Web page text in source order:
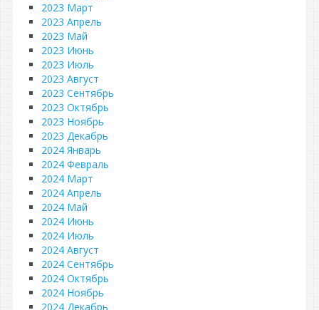
2023 Март
2023 Апрель
2023 Май
2023 Июнь
2023 Июль
2023 Август
2023 Сентябрь
2023 Октябрь
2023 Ноябрь
2023 Декабрь
2024 Январь
2024 Февраль
2024 Март
2024 Апрель
2024 Май
2024 Июнь
2024 Июль
2024 Август
2024 Сентябрь
2024 Октябрь
2024 Ноябрь
2024 Декабрь